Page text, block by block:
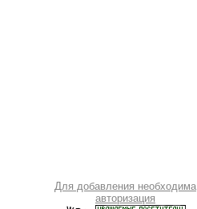
Для добавления необходима
авторизация